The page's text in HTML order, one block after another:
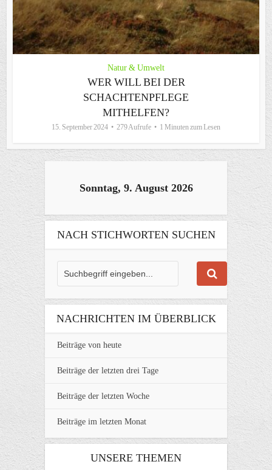
Natur & Umwelt
WER WILL BEI DER
SCHACHTENPFLEGE
MITHELFEN?
15. September 2024 279 Aufrufe 1 Minuten zum Lesen
Sonntag, 9. August 2026
NACH STICHWORTEN SUCHEN
NACHRICHTEN IM ÜBERBLICK
Beiträge von heute
Beiträge der letzten drei Tage
Beiträge der letzten Woche
Beiträge im letzten Monat
UNSERE THEMEN